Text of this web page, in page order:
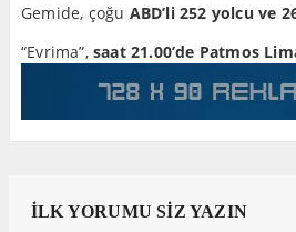
Gemide, çoğu ABD’li 252 yolcu ve
“Evrima”, saat 21.00’de Patmos
İLK YORUMU SİZ YAZIN